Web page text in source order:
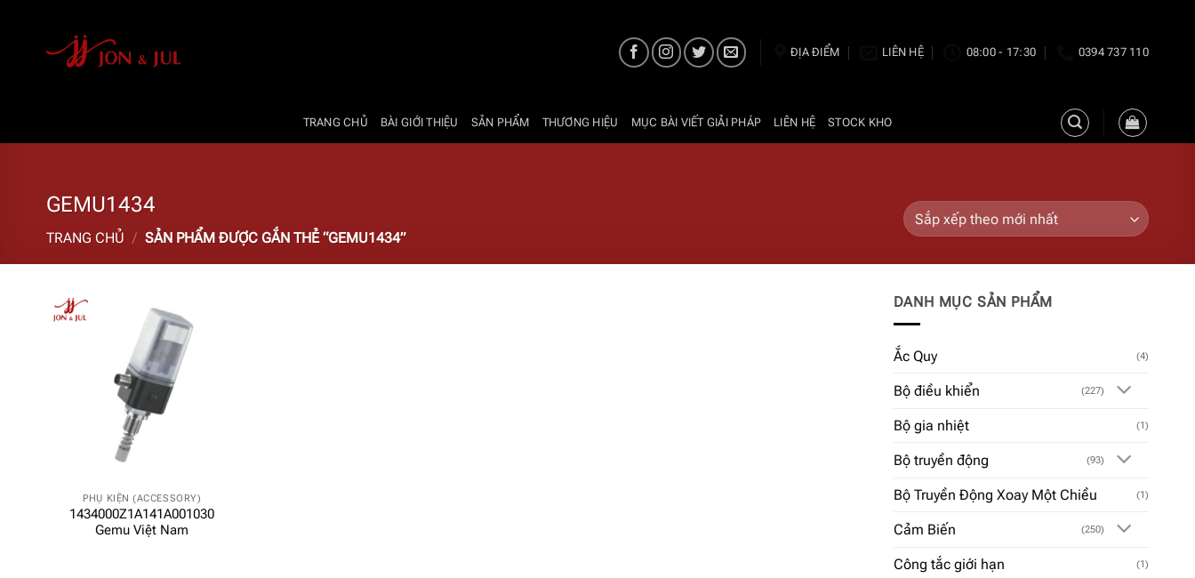
ĐỊA ĐIỂM LIÊN HỆ 08:00 - 17:30 0394 737 110
TRANG CHỦ BÀI GIỚI THIỆU SẢN PHẨM THƯƠNG HIỆU MỤC BÀI VIẾT GIẢI PHÁP LIÊN HỆ STOCK KHO
GEMU1434
TRANG CHỦ / SẢN PHẨM ĐƯỢC GẮN THẺ “GEMU1434”
PHỤ KIỆN (ACCESSORY)
1434000Z1A141A001030
Gemu Việt Nam
DANH MỤC SẢN PHẨM
Ắc Quy (4)
Bộ điều khiển (227)
Bộ gia nhiệt (1)
Bộ truyền động (93)
Bộ Truyền Động Xoay Một Chiều (1)
Cảm Biến (250)
Công tắc giới hạn (1)